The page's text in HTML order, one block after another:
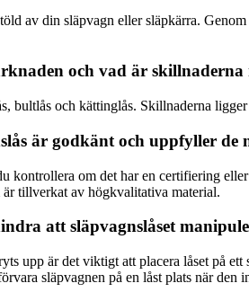
av din släpvagn eller släpkärra.
och vad är skillnaderna
bultlås och kättinglås. Skillnaderna
är godkänt och uppfyller de
kontrollera om det har en certifiering
tillverkat av högkvalitativa material.
att släpvagnslåset
upp är det viktigt att placera låset på
släpvagnen på en låst plats när den